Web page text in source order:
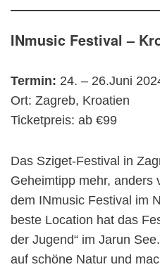
INmusic Festival –
Termin: 24. – 26.Juni
Ort: Zagreb, Kroatien
Ticketpreis: ab €99
Das Sziget-Festival in
Geheimtipp mehr, anders
dem INmusic Festival im
beste Location hat das
der Jugend“ im Jarun
auf schöne Natur und